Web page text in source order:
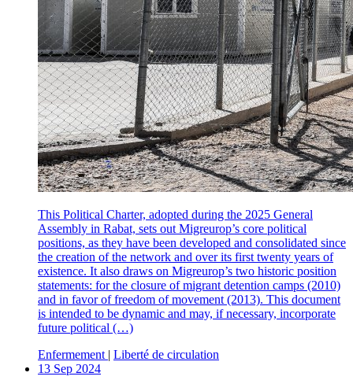
This Political Charter, adopted during the 2025 General
Assembly in Rabat, sets out Migreurop’s core political
positions, as they have been developed and consolidated since
the creation of the network and over its first twenty years of
existence. It also draws on Migreurop’s two historic position
statements: for the closure of migrant detention camps (2010)
and in favor of freedom of movement (2013). This document
is intended to be dynamic and may, if necessary, incorporate
future political (…)
Enfermement | Liberté de circulation
13 Sep 2024